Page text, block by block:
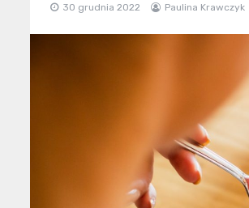
30 grudnia 2022 Paulina Krawczyk